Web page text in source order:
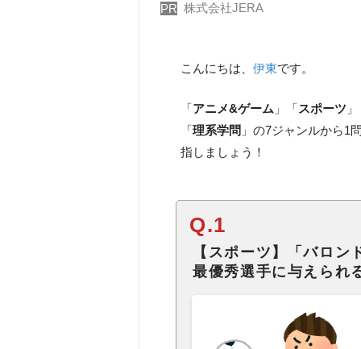
PR 株式会社JERA
こんにちは、伊東です。
「アニメ&ゲーム 」「スポーツ
「理系学問 」の7ジャンルから1
指しましょう！
Q.1
【スポーツ】「バロ
最優秀選手に与えられ